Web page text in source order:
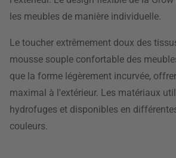
les meubles de manière individuelle.
Le toucher extrêmement doux des
mousse souple confortable des
que la forme légèrement incurvée,
maximal à l'extérieur. Les matériaux
hydrofuges et disponibles en
couleurs.